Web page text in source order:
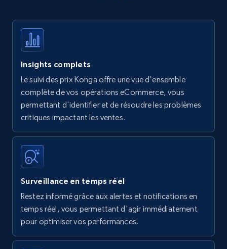
Insights complets
Le suivi des prix Konga offre une vue d'ensemble
complète de vos opérations eCommerce, vous
permettant d'identifier et de résoudre les problèmes
critiques impactant les ventes.
Surveillance en temps réel
Restez informé grâce aux alertes et notifications en
temps réel, vous permettant d'agir immédiatement
pour optimiser vos performances.